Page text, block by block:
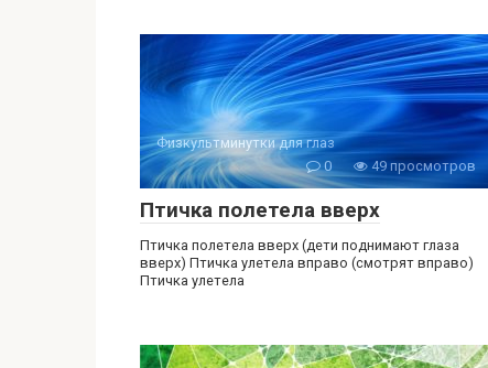
Физкультминутки для глаз
0
49 просмотров
Птичка полетела вверх
Птичка полетела вверх (дети поднимают глаза
вверх) Птичка улетела вправо (смотрят вправо)
Птичка улетела